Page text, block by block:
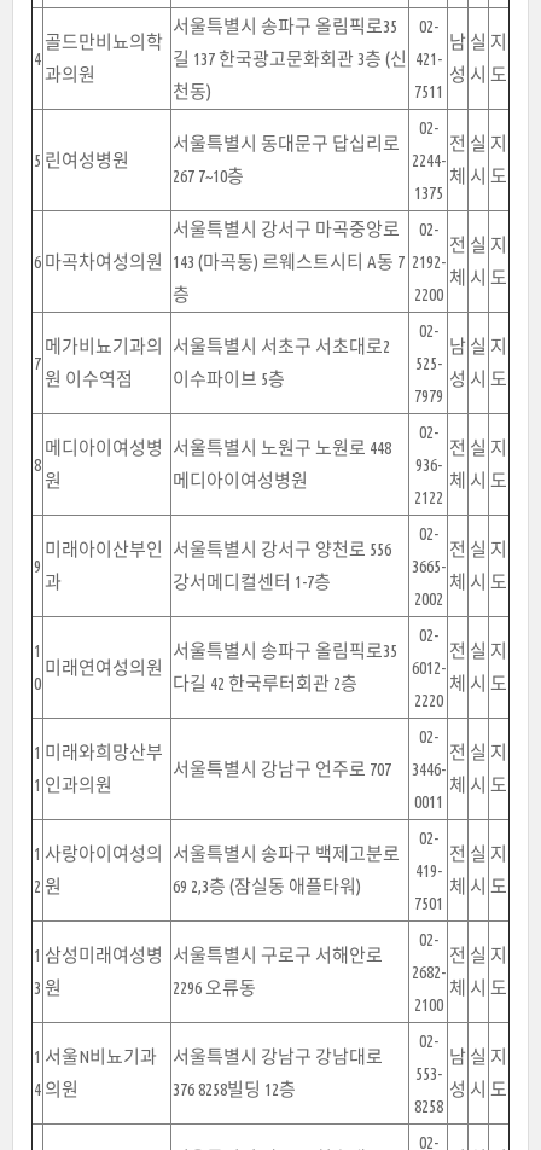
4
골드만비뇨의학
과의원
서울특별시 송파구 올림픽로35
길 137 한국광고문화회관 3층 (신
천동)
02-
421-
7511
남
성
실
시
지
도
5 린여성병원
서울특별시 동대문구 답십리로
267 7~10층
02-
2244-
1375
전
체
실
시
지
도
6 마곡차여성의원
서울특별시 강서구 마곡중앙로
143 (마곡동) 르웨스트시티 A동 7
층
02-
2192-
2200
전
체
실
시
지
도
7
메가비뇨기과의
원 이수역점
서울특별시 서초구 서초대로2
이수파이브 5층
02-
525-
7979
남
성
실
시
지
도
8
메디아이여성병
원
서울특별시 노원구 노원로 448
메디아이여성병원
02-
936-
2122
전
체
실
시
지
도
9
미래아이산부인
과
서울특별시 강서구 양천로 556
강서메디컬센터 1-7층
02-
3665-
2002
전
체
실
시
지
도
1
0
미래연여성의원
서울특별시 송파구 올림픽로35
다길 42 한국루터회관 2층
02-
6012-
2220
전
체
실
시
지
도
1
1
미래와희망산부
인과의원
서울특별시 강남구 언주로 707
02-
3446-
0011
전
체
실
시
지
도
1
2
사랑아이여성의
원
서울특별시 송파구 백제고분로
69 2,3층 (잠실동 애플타워)
02-
419-
7501
전
체
실
시
지
도
1
3
삼성미래여성병
원
서울특별시 구로구 서해안로
2296 오류동
02-
2682-
2100
전
체
실
시
지
도
1
4
서울N비뇨기과
의원
서울특별시 강남구 강남대로
376 8258빌딩 12층
02-
553-
8258
남
성
실
시
지
도
02-